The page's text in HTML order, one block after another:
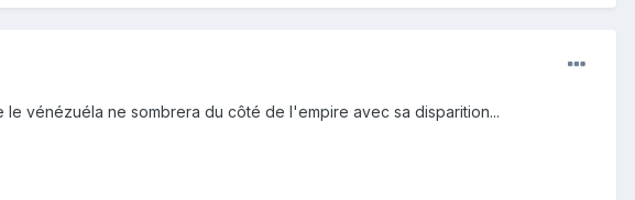
vénézuéla ne sombrera du côté de l'empire avec sa disparition...